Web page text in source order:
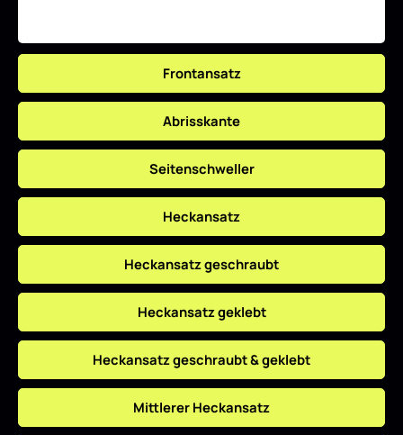
Frontansatz
Abrisskante
Seitenschweller
Heckansatz
Heckansatz geschraubt
Heckansatz geklebt
Heckansatz geschraubt & geklebt
Mittlerer Heckansatz